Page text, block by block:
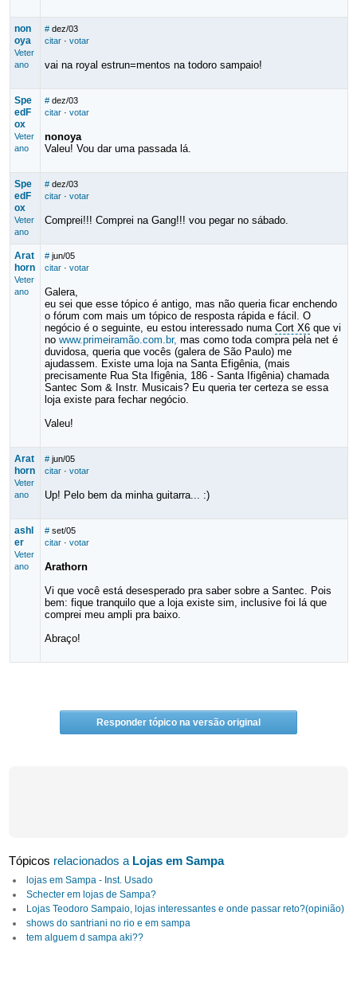
non
oya
Veter
ano
# dez/03
citar· votar
vai na royal estrun=mentos na todoro sampaio!
Spe
edF
ox
Veter
ano
# dez/03
citar· votar
nonoya
Valeu! Vou dar uma passada lá.
Spe
edF
ox
Veter
ano
# dez/03
citar· votar
Comprei!!! Comprei na Gang!!! vou pegar no sábado.
Arat
horn
Veter
ano
# jun/05
citar· votar
Galera,
eu sei que esse tópico é antigo, mas não queria ficar enchendo
o fórum com mais um tópico de resposta rápida e fácil. O
negócio é o seguinte, eu estou interessado numa Cort X6que vi
no www.primeiramão.com.br, mas como toda compra pela net é
duvidosa, queria que vocês (galera de São Paulo) me
ajudassem. Existe uma loja na Santa Efigênia, (mais
precisamente Rua Sta Ifigênia, 186 - Santa Ifigênia) chamada
Santec Som & Instr. Musicais? Eu queria ter certeza se essa
loja existe para fechar negócio.
Valeu!
Arat
horn
Veter
ano
# jun/05
citar· votar
Up! Pelo bem da minha guitarra... :)
ashl
er
Veter
ano
# set/05
citar· votar
Arathorn
Vi que você está desesperado pra saber sobre a Santec. Pois
bem: fique tranquilo que a loja existe sim, inclusive foi lá que
comprei meu ampli pra baixo.
Abraço!
Responder tópico na versão original
Tópicos relacionados a Lojas em Sampa
lojas em Sampa - Inst. Usado
Schecter em lojas de Sampa?
Lojas Teodoro Sampaio, lojas interessantes e onde passar reto?(opinião)
shows do santriani no rio e em sampa
tem alguem d sampa aki??